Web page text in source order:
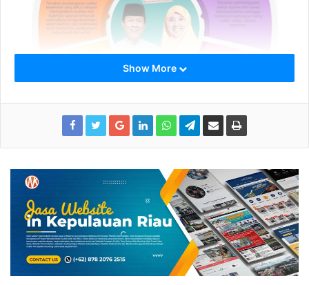
Belakangan, perang gagasan yang mulai menghiasai
kontestasiPilkada Keprimengarah pada upaya
memperbaiki sektor ekonomi yang terkena dampak
pandemi virus corona baru (Covid-19).
Show More